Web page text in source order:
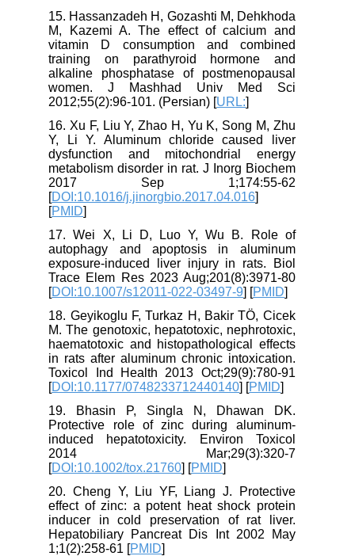
15. Hassanzadeh H, Gozashti M, Dehkhoda
M, Kazemi A. The effect of calcium and
vitamin D consumption and combined
training on parathyroid hormone and
alkaline phosphatase of postmenopausal
women. J Mashhad Univ Med Sci
2012;55(2):96-101. (Persian) [URL:
16. Xu F, Liu Y, Zhao H, Yu K, Song M, Zhu
Y, Li Y. Aluminum chloride caused liver
dysfunction and mitochondrial energy
metabolism disorder in rat. J Inorg Biochem
2017 Sep 1;174:55-62
[DOI:10.1016/j.jinorgbio.2017.04.016
[PMID
17. Wei X, Li D, Luo Y, Wu B. Role of
autophagy and apoptosis in aluminum
exposure-induced liver injury in rats. Biol
Trace Elem Res 2023 Aug;201(8):3971-80
[DOI:10.1007/s12011-022-03497-9] [PMID
18. Geyikoglu F, Turkaz H, Bakir TÖ, Cicek
M. The genotoxic, hepatotoxic, nephrotoxic,
haematotoxic and histopathological effects
in rats after aluminum chronic intoxication.
Toxicol Ind Health 2013 Oct;29(9):780-91
[DOI:10.1177/0748233712440140] [PMID
19. Bhasin P, Singla N, Dhawan DK.
Protective role of zinc during aluminum-
induced hepatotoxicity. Environ Toxicol
2014 Mar;29(3):320-7
[DOI:10.1002/tox.21760] [PMID
20. Cheng Y, Liu YF, Liang J. Protective
effect of zinc: a potent heat shock protein
inducer in cold preservation of rat liver.
Hepatobiliary Pancreat Dis Int 2002 May
1;1(2):258-61 [PMID